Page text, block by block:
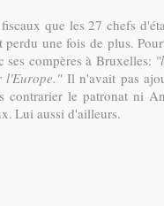
que les 27 chefs
perdu une fois de plus.
compères à Bruxelles:
l'Europe."Il n'avait pas
contrarier le patronat ni
Lui aussi d'ailleurs.